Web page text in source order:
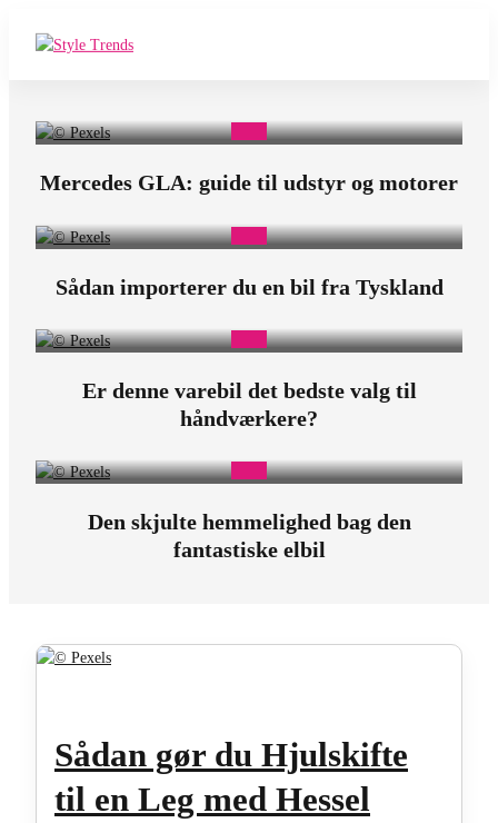
r
i
v
e
Mercedes GLA: guide til udstyr og motorer
Sådan importerer du en bil fra Tyskland
Er denne varebil det bedste valg til
håndværkere?
Den skjulte hemmelighed bag den
fantastiske elbil
Sådan gør du Hjulskifte
til en Leg med Hessel